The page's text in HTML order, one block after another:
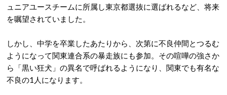
ュニアユースチームに所属し東京都選抜に選ばれるなど、将来
を嘱望されていました。
しかし、中学を卒業したあたりから、次第に不良仲間とつるむ
ようになって関東連合系の暴走族にも参加。その喧嘩の強さか
ら「黒い狂犬」の異名で呼ばれるようになり、関東でも有名な
不良の1人になります。